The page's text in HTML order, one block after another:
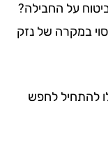
על החבילה?
של נזק
לחפש